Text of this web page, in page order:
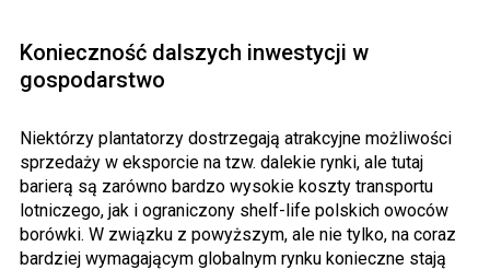
Konieczność dalszych inwestycji w
gospodarstwo
Niektórzy plantatorzy dostrzegają atrakcyjne możliwości
sprzedaży w eksporcie na tzw. dalekie rynki, ale tutaj
barierą są zarówno bardzo wysokie koszty transportu
lotniczego, jak i ograniczony shelf-life polskich owoców
borówki. W związku z powyższym, ale nie tylko, na coraz
bardziej wymagającym globalnym rynku konieczne stają